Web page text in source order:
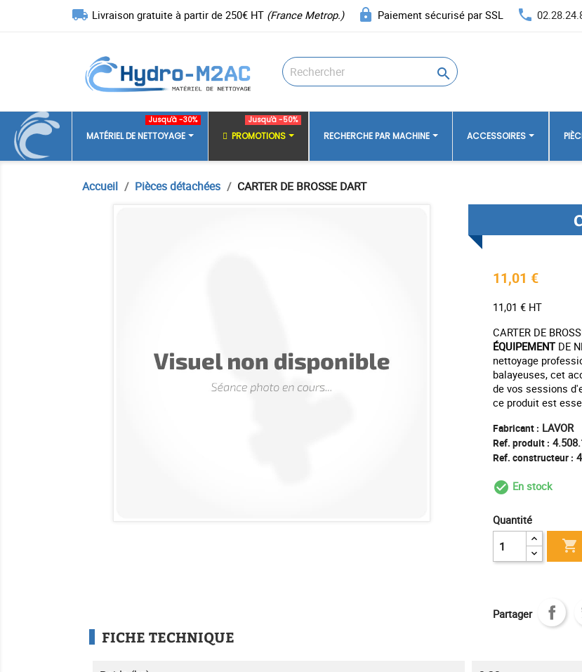
local_shipping Livraison gratuite à partir de 250€ HT (France Metrop.) lock Paiement sécurisé par SSL phone

MATÉRIEL DE NETTOYAGE
Jusqu'à -30%
PROMOTIONS
Jusqu'à -50%
RECHERCHE PAR MACHINE ACCESSOIRES
Accueil Pièces détachées CARTER DE BROSSE DART
11,01 €
11,01 € HT
CARTER DE
ÉQUIPEMENT DE
nettoyage
balayeuses, cet
de vos sessions
ce produit est
Fabricant : LAVOR
Ref. produit :
Ref. constructeur :
En stock
Quantité

Partager
FICHE TECHNIQUE